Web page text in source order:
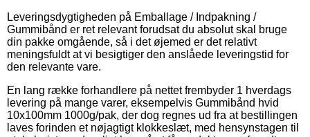
Leveringsdygtigheden på Emballage / Indpakning /
Gummibånd er ret relevant forudsat du absolut skal bruge
din pakke omgående, så i det øjemed er det relativt
meningsfuldt at vi besigtiger den anslåede leveringstid for
den relevante vare.
En lang række forhandlere på nettet frembyder 1 hverdags
levering på mange varer, eksempelvis Gummibånd hvid
10x100mm 1000g/pak, der dog regnes ud fra at bestillingen
laves forinden et nøjagtigt klokkeslæt, med hensynstagen til